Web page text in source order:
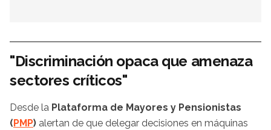
"Discriminación opaca que amenaza
sectores críticos"
Desde la Plataforma de Mayores y Pensionistas
(PMP) alertan de que delegar decisiones en máquinas